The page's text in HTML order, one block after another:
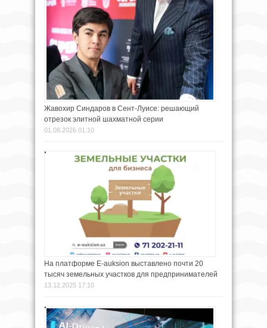
Жавохир Синдаров в Сент-Луисе: решающий
отрезок элитной шахматной серии
01.08.2026 01:10
На платформе E-auksion выставлено почти 20
тысяч земельных участков для предпринимателей
13.12.2025 17:10